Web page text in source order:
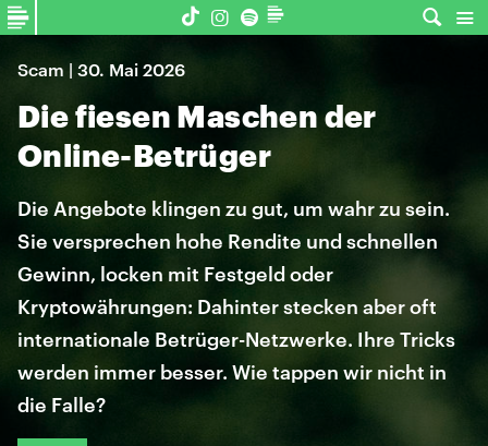
Scam | 30. Mai 2026
Die fiesen Maschen der
Online-Betrüger
Die Angebote klingen zu gut, um wahr zu sein.
Sie versprechen hohe Rendite und schnellen
Gewinn, locken mit Festgeld oder
Kryptowährungen: Dahinter stecken aber oft
internationale Betrüger-Netzwerke. Ihre Tricks
werden immer besser. Wie tappen wir nicht in
die Falle?